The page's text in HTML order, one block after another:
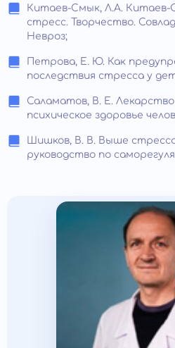
Китаев-Смык, Л.А. Китаев-
стресс. Творчество.
Невроз;
Петрова, Е. Ю. Как
последствия стресса у
Саламатов, В. Е.
психическое здоровье
Шишков, В. В. Выше
руководство по